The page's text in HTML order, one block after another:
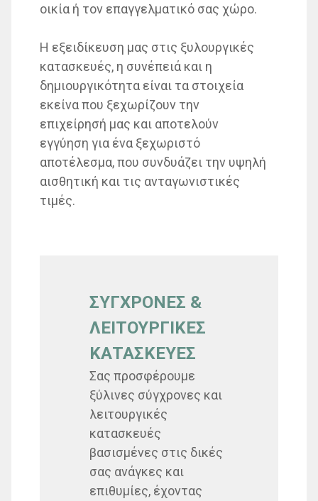
οικία ή τον επαγγελματικό σας χώρο.
Η εξειδίκευση μας στις ξυλουργικές
κατασκευές, η συνέπειά και η
δημιουργικότητα είναι τα στοιχεία
εκείνα που ξεχωρίζουν την
επιχείρησή μας και αποτελούν
εγγύηση για ένα ξεχωριστό
αποτέλεσμα, που συνδυάζει την υψηλή
αισθητική και τις ανταγωνιστικές
τιμές.
ΣΥΓΧΡΟΝΕΣ &
ΛΕΙΤΟΥΡΓΙΚΕΣ
ΚΑΤΑΣΚΕΥΕΣ
Σας προσφέρουμε
ξύλινες σύγχρονες και
λειτουργικές
κατασκευές
βασισμένες στις δικές
σας ανάγκες και
επιθυμίες, έχοντας